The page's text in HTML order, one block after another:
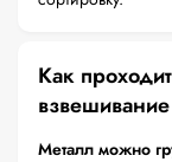
Как
Металл можно